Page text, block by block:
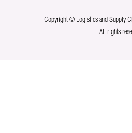
Copyright © Logistics and Supply
All rights